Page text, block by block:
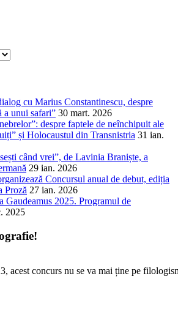
cu Marius Constantinescu, despre
a unui safari” 30 mart. 2026
despre faptele de neînchipuit ale
și Holocaustul din Transnistria 31 ian.
când vrei”, de Lavinia Braniște, a
29 ian. 2026
Concursul anual de debut, ediția
Proză 27 ian. 2026
Gaudeamus 2025. Programul de
2025
acest concurs nu se va mai ține pe